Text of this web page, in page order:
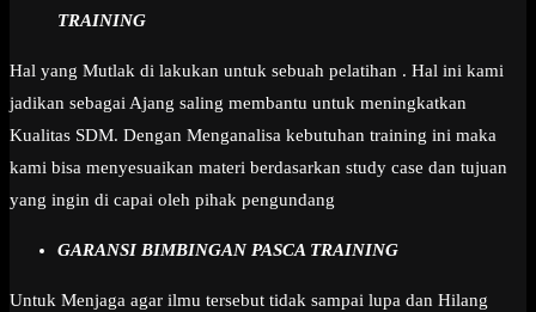
TRAINING
Hal yang Mutlak di lakukan untuk sebuah pelatihan . Hal ini kami
jadikan sebagai Ajang saling membantu untuk meningkatkan
Kualitas SDM. Dengan Menganalisa kebutuhan training ini maka
kami bisa menyesuaikan materi berdasarkan study case dan tujuan
yang ingin di capai oleh pihak pengundang
GARANSI BIMBINGAN PASCA TRAINING
Untuk Menjaga agar ilmu tersebut tidak sampai lupa dan Hilang